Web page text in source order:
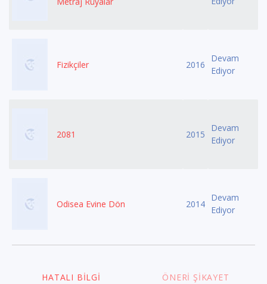
Fizikçiler 2016
Devam
Ediyor
2081 2015
Devam
Ediyor
Odisea Evine Dön 2014
Devam
Ediyor
HATALI BILGI ÖNERI ŞIKAYET